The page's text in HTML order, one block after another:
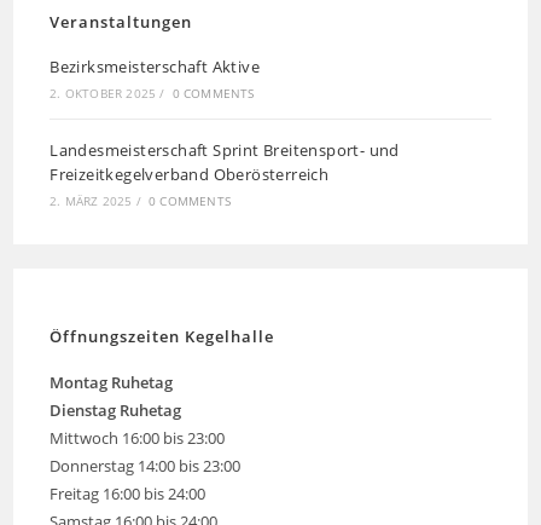
Veranstaltungen
Bezirksmeisterschaft Aktive
2. OKTOBER 2025 / 0 COMMENTS
Landesmeisterschaft Sprint Breitensport- und
Freizeitkegelverband Oberösterreich
2. MÄRZ 2025 / 0 COMMENTS
Öffnungszeiten Kegelhalle
Montag Ruhetag
Dienstag Ruhetag
Mittwoch 16:00 bis 23:00
Donnerstag 14:00 bis 23:00
Freitag 16:00 bis 24:00